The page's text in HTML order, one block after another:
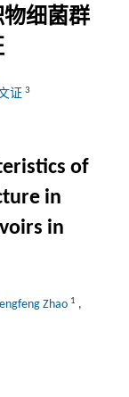
细菌群
证 3
of
in
in
Zhao 1 ,